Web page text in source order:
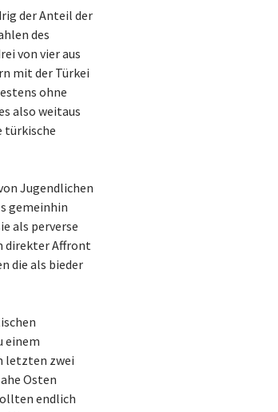
der Anteil der
des
von vier aus
mit der Türkei
ohne
also weitaus
türkische
Jugendlichen
gemeinhin
als perverse
direkter Affront
die als bieder
einem
letzten zwei
Osten
endlich